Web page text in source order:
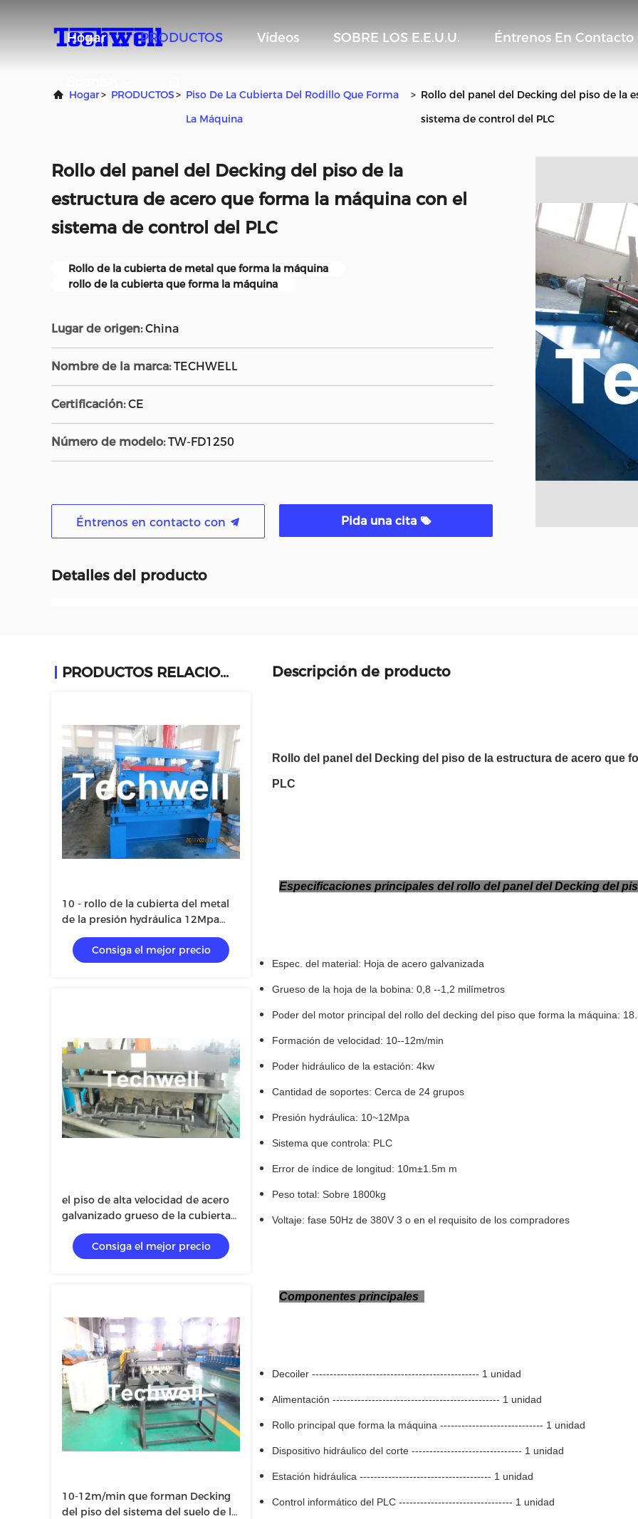
Hogar PRODUCTOS Vídeos SOBRE LOS E.E.U.U. Éntrenos En Contacto
Hogar> PRODUCTOS> Piso De La Cubierta Del Rodillo Que Forma
La Máquina
> Rollo del panel del Decking del piso de la
sistema de control del PLC
Rollo del panel del Decking del piso de la
estructura de acero que forma la máquina con el
sistema de control del PLC
Rollo de la cubierta de metal que forma la máquina
rollo de la cubierta que forma la máquina
Lugar de origen: China
Nombre de la marca: TECHWELL
Certificación: CE
Número de modelo: TW-FD1250
Éntrenos en contacto con Pida una cita
Detalles del producto
PRODUCTOS RELACIONADOS
10 - rollo de la cubierta del metal
de la presión hydráulica 12Mpa
que forma la máquina para 0,8 -
1,2 milímetros de grueso
Consiga el mejor precio
el piso de alta velocidad de acero
galvanizado grueso de la cubierta
del perfil del material de
construcción de 0.8-1.5m m
lamina la formación de la máquina
Consiga el mejor precio
10-12m/min que forman Decking
del piso del sistema del suelo de la
Descripción de producto
Rollo del panel del Decking del piso de la estructura de acero que
PLC
Especificaciones principales del rollo del panel del Decking del
Espec. del material: Hoja de acero galvanizada
Grueso de la hoja de la bobina: 0,8 --1,2 milímetros
Poder del motor principal del rollo del decking del piso que forma la máquina:
Formación de velocidad: 10--12m/min
Poder hidráulico de la estación: 4kw
Cantidad de soportes: Cerca de 24 grupos
Presión hydráulica: 10~12Mpa
Sistema que controla: PLC
Error de índice de longitud: 10m±1.5m m
Peso total: Sobre 1800kg
Voltaje: fase 50Hz de 380V 3 o en el requisito de los compradores
Componentes principales
Decoiler ----------------------------------------------- 1 unidad
Alimentación ----------------------------------------------- 1 unidad
Rollo principal que forma la máquina ----------------------------- 1 unidad
Dispositivo hidráulico del corte ------------------------------- 1 unidad
Estación hidráulica ------------------------------------- 1 unidad
Control informático del PLC -------------------------------- 1 unidad